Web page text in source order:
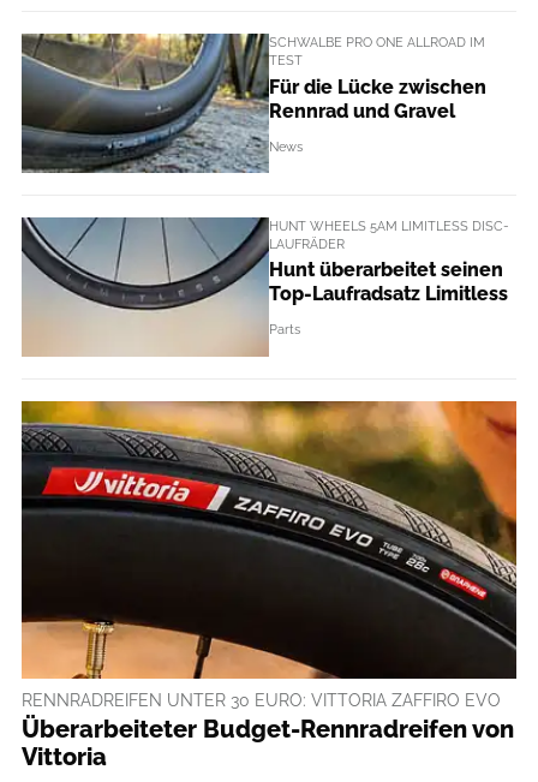
SCHWALBE PRO ONE ALLROAD IM
TEST
Für die Lücke zwischen
Rennrad und Gravel
News
HUNT WHEELS 5AM LIMITLESS DISC-
LAUFRÄDER
Hunt überarbeitet seinen
Top-Laufradsatz Limitless
Parts
RENNRADREIFEN UNTER 30 EURO: VITTORIA ZAFFIRO EVO
Überarbeiteter Budget-Rennradreifen von
Vittoria